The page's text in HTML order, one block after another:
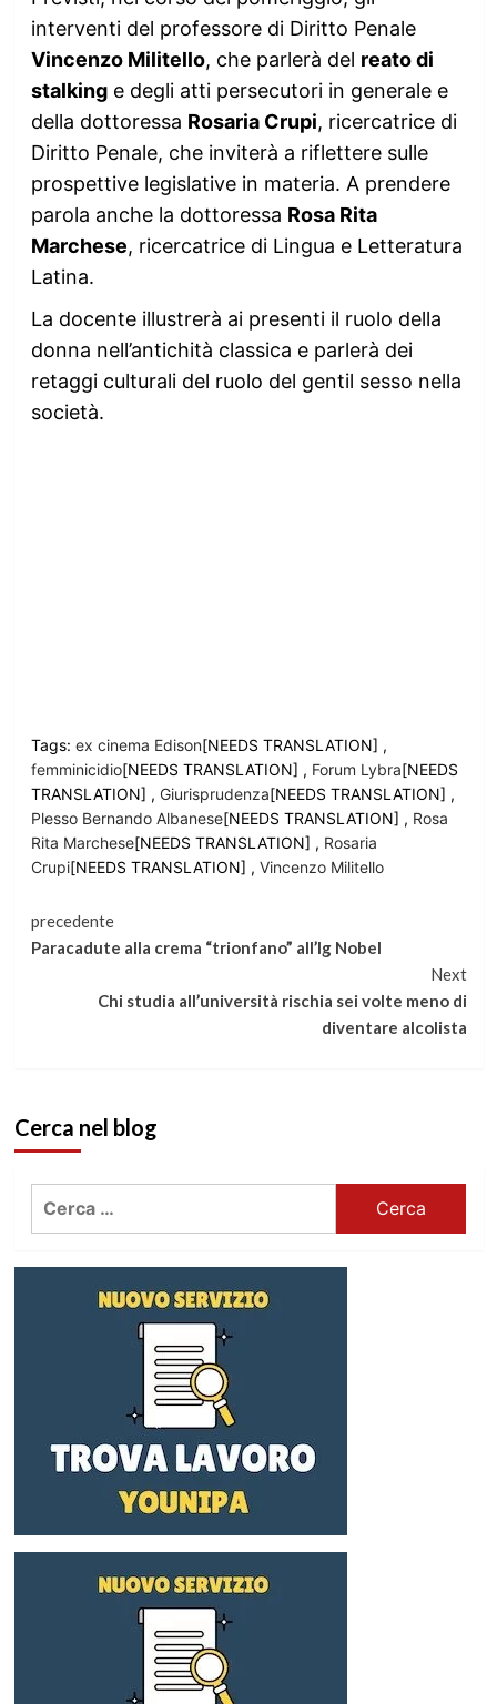
interventi del professore di Diritto Penale
Vincenzo Militello, che parlerà del reato di
stalkinge degli atti persecutori in generale e
della dottoressa Rosaria Crupi, ricercatrice di
Diritto Penale, che inviterà a riflettere sulle
prospettive legislative in materia. A prendere
parola anche la dottoressa Rosa Rita
Marchese, ricercatrice di Lingua e Letteratura
Latina.
La docente illustrerà ai presenti il ruolo della
donna nell’antichità classica e parlerà dei
retaggi culturali del ruolo del gentil sesso nella
società.
Tags: ex cinema Edison[NEEDS TRANSLATION] ,
femminicidio[NEEDS TRANSLATION] , Forum Lybra[NEEDS
TRANSLATION] , Giurisprudenza[NEEDS TRANSLATION] ,
Plesso Bernando Albanese[NEEDS TRANSLATION] , Rosa
Rita Marchese[NEEDS TRANSLATION] , Rosaria
Crupi[NEEDS TRANSLATION] , Vincenzo Militello
Continua
leggere
precedente
Paracadute alla crema “trionfano” all’Ig Nobel
Next
Chi studia all’università rischia sei volte meno di
diventare alcolista
Cerca nel blog